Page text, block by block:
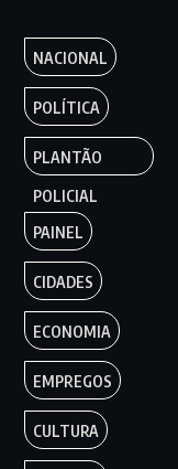
NACIONAL
POLÍTICA
PLANTÃO
POLICIAL
PAINEL
CIDADES
ECONOMIA
EMPREGOS
CULTURA